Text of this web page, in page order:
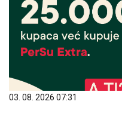
03. 08. 2026 07:31